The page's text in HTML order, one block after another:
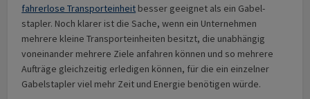
fahrerlose Trans­port­ein­heit besser geeignet als ein Gabel­
stapler. Noch klarer ist die Sache, wenn ein Unternehmen
mehrere kleine Trans­port­ein­heiten besitzt, die unabhängig
voneinander mehrere Ziele anfahren können und so mehrere
Aufträge gleichzeitig erledigen können, für die ein einzelner
Gabel­stapler viel mehr Zeit und Energie benötigen würde.